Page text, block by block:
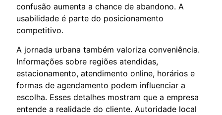
confusão aumenta a chance de abandono. A
usabilidade é parte do posicionamento
competitivo.
A jornada urbana também valoriza conveniência.
Informações sobre regiões atendidas,
estacionamento, atendimento online, horários e
formas de agendamento podem influenciar a
escolha. Esses detalhes mostram que a empresa
entende a realidade do cliente. Autoridade local